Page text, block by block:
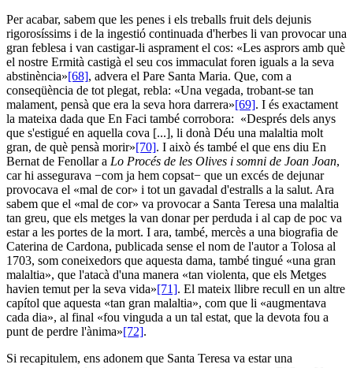
Per acabar, sabem que les penes i els treballs fruit dels dejunis
rigorosíssims i de la ingestió continuada d'herbes li van provocar una
gran feblesa i van castigar-li asprament el cos: «Les asprors amb què
el nostre Ermità castigà el seu cos immaculat foren iguals a la seva
abstinència»[68], advera el Pare Santa Maria. Que, com a
conseqüència de tot plegat, rebla: «Una vegada, trobant-se tan
malament, pensà que era la seva hora darrera»[69]. I és exactament
la mateixa dada que En Faci també corrobora: «Després dels anys
que s'estigué en aquella cova [...], li donà Déu una malaltia molt
gran, de què pensà morir»[70]. I això és també el que ens diu En
Bernat de Fenollar a Lo Procés de les Olives i somni de Joan Joan,
car hi assegurava −com ja hem copsat− que un excés de dejunar
provocava el «mal de cor» i tot un gavadal d'estralls a la salut. Ara
sabem que el «mal de cor» va provocar a Santa Teresa una malaltia
tan greu, que els metges la van donar per perduda i al cap de poc va
estar a les portes de la mort. I ara, també, mercès a una biografia de
Caterina de Cardona, publicada sense el nom de l'autor a Tolosa al
1703, som coneixedors que aquesta dama, també tingué «una gran
malaltia», que l'atacà d'una manera «tan violenta, que els Metges
havien temut per la seva vida»[71]. El mateix llibre recull en un altre
capítol que aquesta «tan gran malaltia», com que li «augmentava
cada dia», al final «fou vinguda a un tal estat, que la devota fou a
punt de perdre l'ànima»[72].
Si recapitulem, ens adonem que Santa Teresa va estar una